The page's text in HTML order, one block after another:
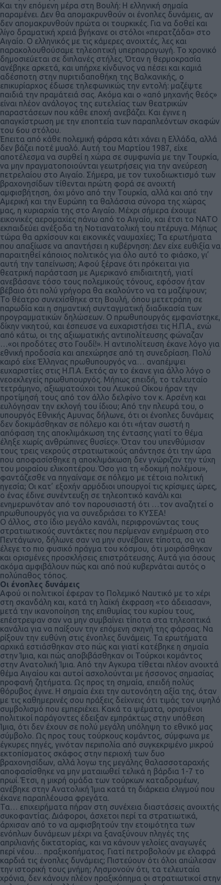
Και την επόμενη μέρα στη Βουλή: Η ελληνική σημαία
παραμένει. Δεν θα απομακρυνθούν οι ένοπλες δυνάμεις, αν
δεν απομακρυνθούν πρώτα οι τουρκικές. Για να δοθεί και
λίγο δραματική χρειά βγήκανε οι στόλοι «περατζάδα» στο
Αιγαίο. Ο ελληνικός με τις κάμερες ανοιχτές, λες και
παρακολουθούσαμε τηλεοπτική υπερπαραγωγή. Το χρονικό
δημοσιεύεται σε διπλανές στήλες. Όταν η θερμοκρασία
ανέβηκε αρκετά, και υπήρχε κίνδυνος να πέσει και καμιά
αδέσποτη στην πυριτιδαποθήκη της Βαλκανικής, ο
επικυρίαρχος έδωσε τηλεφωνικώς την εντολή: μαζέψτε
παιδιά την πραμάτειά σας. Ακόμα και ο «από μηχανής θεός»
είναι πλέον ανάλογος της ευτελείας των θεατρικών
παραστάσεων που κάθε εποχή ανεβάζει. Και έγινε η
απαγκίστρωση με την εποπτεία των παραπλεόντων σκαφών
του 6ου στόλου.
Έπειτα από κάθε πολεμική φάρσα κάτι χάνει η Ελλάδα, αλλά
δεν βάζει ποτέ μυαλό. Αυτή του Μαρτίου 1987, είχε
αποτέλεσμα να συρθεί η χώρα σε συμφωνία με την Τουρκία,
να μην πραγματοποιούνται γεωτρήσεις για την ανεύρεση
πετρελαίου στο Αιγαίο. Σήμερα, με τον τυχοδιωκτισμό των
βραχονησίδων τίθενται πρώτη φορά σε ανοιχτή
αμφισβήτηση, όχι μόνο από την Τουρκία, αλλά και από την
Αμερική και την Ευρώπη τα θαλάσσια σύνορα της χώρας
μας, η κυριαρχία της στο Αιγαίο. Μέχρι σήμερα έχουμε
εικονικές αερομαχίες πάνω από το Αιγαίο, και έτσι το ΝΑΤΟ
εκπαιδεύει ανέξοδα τη Νοτιανατολική του πτέρυγα. Μήπως
τώρα θα αρχίσουν και εικονικές ναυμαχίες; Τα ερωτήματα
που απαξίωσε να απαντήσει η κυβέρνηση: Δεν είχε ευθιξία να
παραιτηθεί κάποιος πολιτικός για όλο αυτό το φιάσκο, γι’
αυτή την ταπείνωση; Αφού ξέρανε ότι πρόκειται για
θεατρική παράσταση με Αμερικανό επιδιαιτητή, γιατί
ανεβάσανε τόσο τους πολεμικούς τόνους, εφόσον ήταν
βέβαιο ότι πολύ γρήγορα θα εκαλούντο να τα μαζέψουν;
Το θέατρο συνεχίσθηκε στη Βουλή, όπου μετετράπη σε
παρωδία και η σημαντική συνταγματική διαδικασία των
προγραμματικών δηλώσεων. Ο πρωθυπουργός εμφανίστηκε,
δίκην νικητού, και έσπευσε να ευχαριστήσει τις Η.Π.Α., ενώ
από κάτω, οι της αξιωματικής αντιπολίτευσης φώναζαν
…«οι προδότες στο Γουδί!». Η αντιπολίτευση έκανε λόγο για
εθνική προδοσία και απεχώρησε από τη συνεδρίαση. Πολύ
καιρό είχε Έλληνας πρωθυπουργός να… αναπέμψει
ευχαριστίες στις Η.Π.Α. Εκτός αν το έκανε για άλλο λόγο ο
νεοεκλεγείς πρωθυπουργός. Μήπως επειδή, το τελευταίο
τετράμηνο, αξιωματούχοι του Λευκού Οίκου ήραν την
προτίμησή τους από τον άλλο δελφίνο τον κ. Αρσένη και
ευλόγησαν την εκλογή του ίδιου; Από την πλευρά του, ο
υπουργός Εθνικής Αμυνας δήλωνε, ότι οι ένοπλες δυνάμεις
δεν δοκιμάσθηκαν σε πόλεμο και ότι «ήταν σωστή η
απόφαση της αποκλιμάκωση της έντασης γιατί το θέμα
έληξε χωρίς ανθρώπινες θυσίες». Όταν του υπενθύμισαν
τους τρεις νεκρούς στρατιωτικούς απάντησε ότι την ώρα
που αποφασίσθηκε η αποκλιμάκωση δεν γνώριζαν την τύχη
του μοιραίου ελικοπτέρου. Όσο για τη «δοκιμή πολέμου»,
φαντάζεσθε να πηγαίναμε σε πόλεμο με τέτοια πολιτική
ηγεσία; Οι κατ’ εξοχήν αρμόδιοι υπουργοί τις κρίσιμες ώρες,
ο ένας έδινε συνέντευξη σε τηλεοπτικό κανάλι και
ενημερωνόταν από τον παρουσιαστή ότι …τον αναζητεί ο
πρωθυπουργός για να συνεδριάσει το ΚΥΣΕΑ!
O άλλος, στο ίδιο μεγάλο κανάλι, περιφρονώντας τους
στρατιωτικούς συντάκτες που περίμεναν ενημέρωση στο
Πεντάγωνο, δήλωνε σαν να μην συνέβαινε τίποτα, σα να
έλεγε το πιο φυσικό πράγμα του κόσμου, ότι μοιράσθηκαν
και ορισμένες προσκλήσεις επιστράτευσης. Αυτά για όσους
ακόμα αμφιβάλουν πώς και από πού κυβερνάται αυτός ο
πολύπαθος τόπος.
Οι ένοπλες δυνάμεις
Αφού οι πολιτικοί έφεραν το Πολεμικό Ναυτικό με το χέρι
στη σκανδάλη και, κατά τη λαϊκή έκφραση «το άδειασαν»,
μετά την ικανοποίηση της επιθυμίας του κυρίου τους,
επέστρεψαν σαν να μην συμβαίνει τίποτα στα τηλεοπτικά
κανάλια για να παίξουν την επόμενη σκηνή της φάρσας. Να
ρίξουν την ευθύνη στις ένοπλες δυνάμεις. Τα ερωτήματα
αρχικά εστιάσθηκαν στο πώς και γιατί κατέβηκε η σημαία
στην Ίμια, και πώς αποβιβάσθηκαν οι Τούρκοι κομάντος
στην Ανατολική Ίμια. Από την Αγκυρα τίθεται πλέον ανοιχτά
θέμα Αιγαίου και αυτοί ασχολούνται με ήσσονος σημασίας
προφανή ζητήματα. Ως προς τη σημαία, επειδή πολύς
θόρυβος έγινε. Η σημαία έχει την αυτονόητη αξία της, όταν
με τις καθημερινές σου πράξεις δείχνεις ότι τιμάς τον υψηλό
συμβολισμό που εμπεριέχει. Κακά τα ψέματα, ορισμένοι
πολιτικοί παράγοντες έδειξαν εμπράκτως στην υπόθεση
Ίμια, ότι δεν έχουν σε πολύ μεγάλη υπόληψη το εθνικό μας
σύμβολο. Ως προς τους τούρκους κομάντος, σύμφωνα με
έγκυρες πηγές, γινόταν περιπολία από συγκεκριμένο μικρού
εκτοπίσματος σκάφος στην περιοχή των δυο
βραχονησίδων, αλλά λογω της μεγάλης θαλασσοταραχής
αποφασίσθηκε να μην ματαιωθεί τελικά η βάρδια 1-7 το
πρωί. Έτσι, η μικρή ομάδα των τούρκων καταδρομέων,
ανέβηκε στην Ανατολική Ίμια κατά τη διάρκεια ελιγμού που
έκανε παραπλέουσα φρεγάτα.
Τα… επιχειρήματα πήραν στη συνέχεια διαστάσεις ανοιχτής
συκοφαντίας. Διάφοροι, άσχετοι περί τα στρατιωτικά,
άρχισαν από το να αμφισβητούν την ετοιμότητα των
ενόπλων δυνάμεων μέχρι να ξαναξύνουν πληγές της
απριλιανής δικτατορίας, και να κάνουν γελοίες αναγωγές
περί νέου… πραξικοπήματος. Γιατί πετροβολούν με ελαφρά
καρδιά τις ένοπλες δυνάμεις; Πιστεύουν ότι όλοι απώλεσαν
την ιστορική τους μνήμη; Λησμονούν ότι, τα τελευταία
χρόνια, δεν κάνουν πλέον πραξικόπημα οι στρατιωτικοί στην